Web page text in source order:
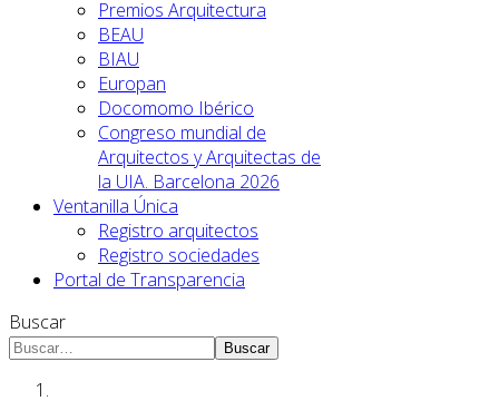
Premios Arquitectura
BEAU
BIAU
Europan
Docomomo Ibérico
Congreso mundial de
Arquitectos y Arquitectas de
la UIA. Barcelona 2026
Ventanilla Única
Registro arquitectos
Registro sociedades
Portal de Transparencia
Buscar
Buscar